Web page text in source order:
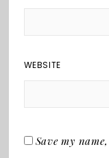
WEBSITE
Save my